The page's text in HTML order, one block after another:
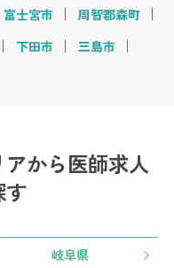
富士宮市
周智郡森町
下田市 三島市
から医師求人
す
岐阜県